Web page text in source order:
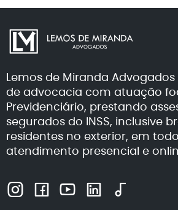
Lemos de Miranda
de advocacia com atuação
Previdenciário, prestando
segurados do INSS, inclusive
residentes no exterior, em
atendimento presencial e